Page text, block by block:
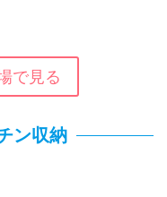
で見る
ン収納